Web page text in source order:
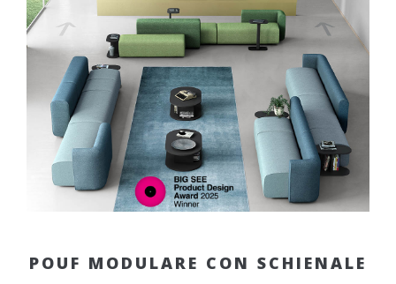
POUF MODULARE CON SCHIENALE